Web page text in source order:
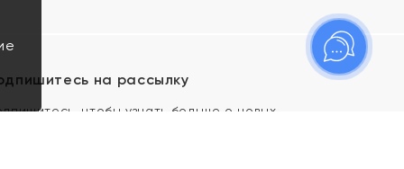
на рассылку
чтобы узнать больше о новых